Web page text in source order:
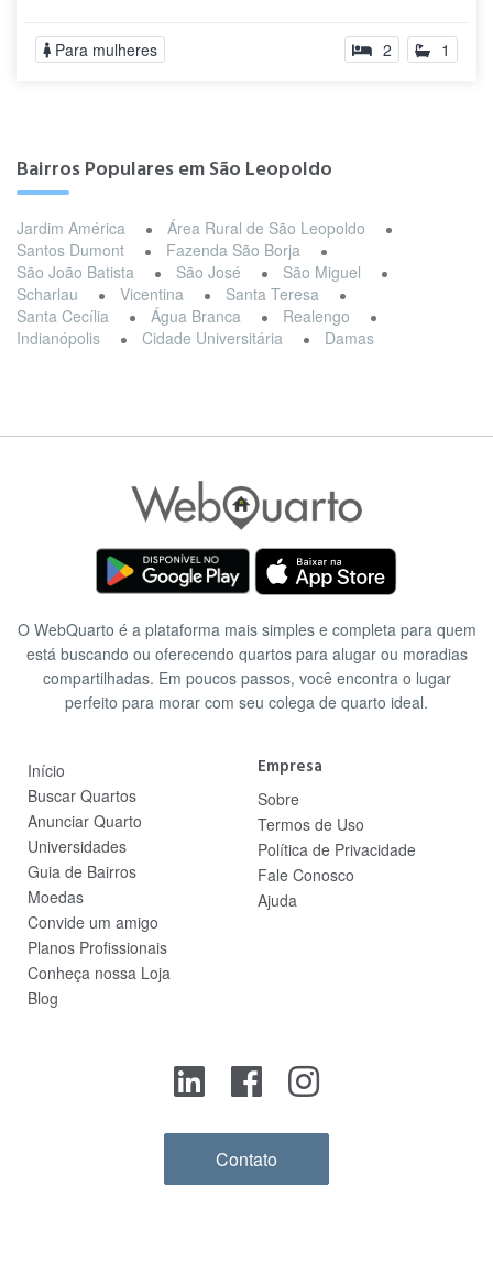
Para mulheres 2 1
Bairros Populares em São Leopoldo
Jardim América
Área Rural de São Leopoldo
Santos Dumont
Fazenda São Borja
São João Batista
São José
São Miguel
Scharlau
Vicentina
Santa Teresa
Santa Cecília
Água Branca
Realengo
Indianópolis
Cidade Universitária Damas
O WebQuarto é a plataforma mais simples e completa para quem
está buscando ou oferecendo quartos para alugar ou moradias
compartilhadas. Em poucos passos, você encontra o lugar
perfeito para morar com seu colega de quarto ideal.
Início
Buscar Quartos
Anunciar Quarto
Universidades
Guia de Bairros
Moedas
Convide um amigo
Planos Profissionais
Conheça nossa Loja
Blog
Empresa
Sobre
Termos de Uso
Política de Privacidade
Fale Conosco
Ajuda
Contato